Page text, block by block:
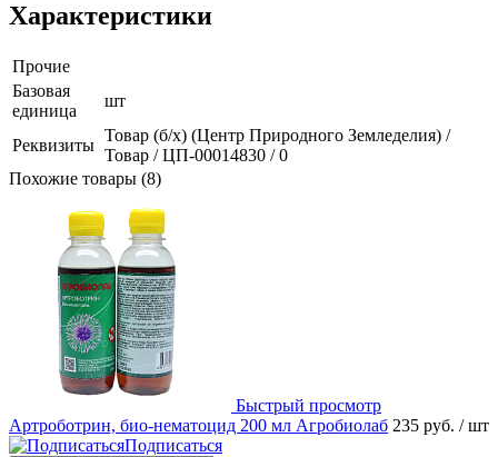
Характеристики
Прочие
Базовая
единица
шт
Реквизиты
Товар (б/х) (Центр Природного Земледелия) /
Товар / ЦП-00014830 / 0
Похожие товары (8)
Быстрый просмотр
Артроботрин, био-нематоцид 200 мл Агробиолаб 235 руб. / шт
Подписаться